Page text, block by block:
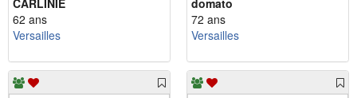
62 ans
Versailles
72 ans
Versailles